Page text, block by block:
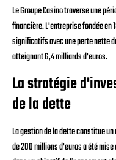
Le Groupe Casino traverse une
financière. L'entreprise fondée en
significatifs avec une perte nette
atteignant 6,4 milliards d'euros.
La stratégie
de la dette
La gestion de la dette constitue
de 200 millions d'euros a été